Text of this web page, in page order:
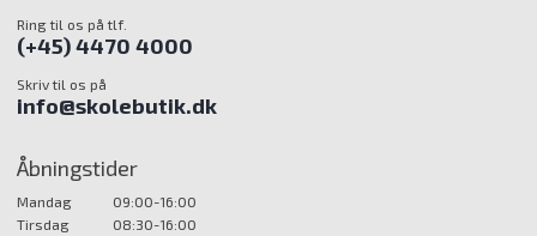
Ring til os på tlf.
(+45) 4470 4000
Skriv til os på
info@skolebutik.dk
Åbningstider
Mandag
09:00-16:00
Tirsdag
08:30-16:00